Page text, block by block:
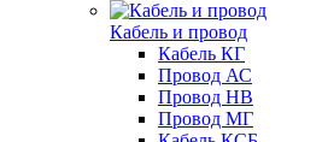
Кабель и провод
Кабель КГ
Провод АС
Провод НВ
Провод МГ